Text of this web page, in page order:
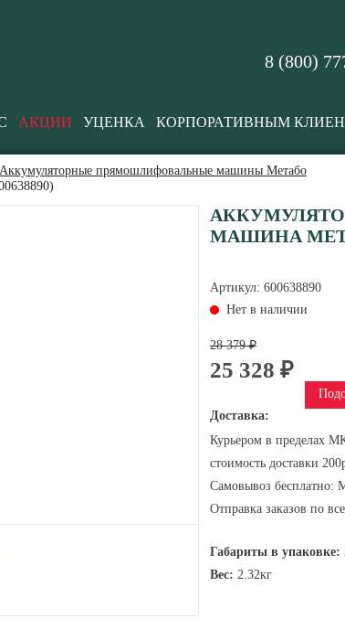
8 (800)
АКЦИИ УЦЕНКА КОРПОРАТИВНЫМ
Аккумуляторные прямошлифовальные машины Метабо
МАШИНА
Артикул: 600638890
Нет в наличии
28 379 ₽
25 328 ₽
Доставка:
Курьером в пределах
стоимость доставки
Самовывоз бесплатно:
Отправка заказов по
Габариты в упаковке:
Вес: 2.32кг